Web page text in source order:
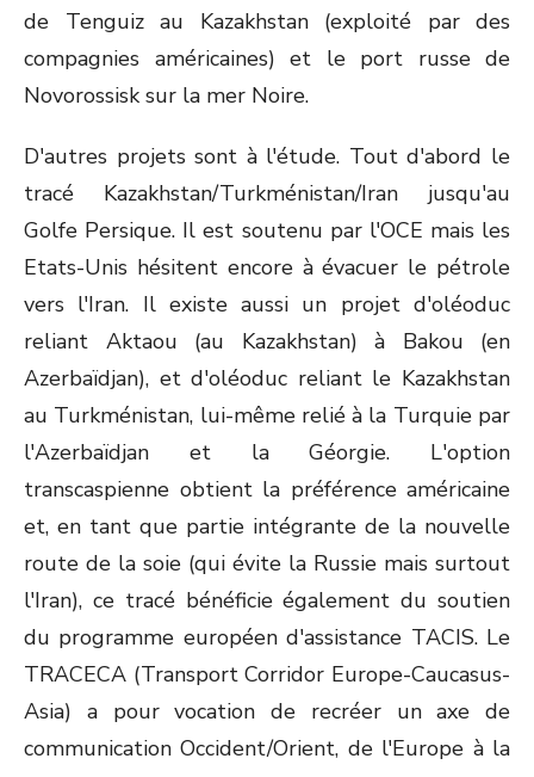
de Tenguiz au Kazakhstan (exploité par des
compagnies américaines) et le port russe de
Novorossisk sur la mer Noire.
D'autres projets sont à l'étude. Tout d'abord le
tracé Kazakhstan/Turkménistan/Iran jusqu'au
Golfe Persique. Il est soutenu par l'OCE mais les
Etats-Unis hésitent encore à évacuer le pétrole
vers l'Iran. Il existe aussi un projet d'oléoduc
reliant Aktaou (au Kazakhstan) à Bakou (en
Azerbaïdjan), et d'oléoduc reliant le Kazakhstan
au Turkménistan, lui-même relié à la Turquie par
l'Azerbaïdjan et la Géorgie. L'option
transcaspienne obtient la préférence américaine
et, en tant que partie intégrante de la nouvelle
route de la soie (qui évite la Russie mais surtout
l'Iran), ce tracé bénéficie également du soutien
du programme européen d'assistance TACIS. Le
TRACECA (Transport Corridor Europe-Caucasus-
Asia) a pour vocation de recréer un axe de
communication Occident/Orient, de l'Europe à la